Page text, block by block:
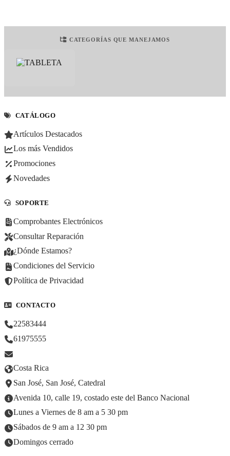
CATEGORÍAS QUE MANEJAMOS
CATÁLOGO
Artículos Destacados
Los más Vendidos
Promociones
Novedades
SOPORTE
Comprobantes Electrónicos
Consultar Reparación
¿Dónde Estamos?
Condiciones del Servicio
Política de Privacidad
CONTACTO
22583444
61975555
Costa Rica
San José, San José, Catedral
Avenida 10, calle 19, costado este del Banco Nacional
Lunes a Viernes de 8 am a 5 30 pm
Sábados de 9 am a 12 30 pm
Domingos cerrado